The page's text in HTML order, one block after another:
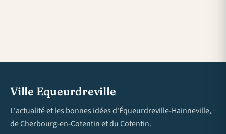
Ville Equeurdreville
L'actualité et les bonnes idées d'Équeurdreville-Hainneville,
de Cherbourg-en-Cotentin et du Cotentin.